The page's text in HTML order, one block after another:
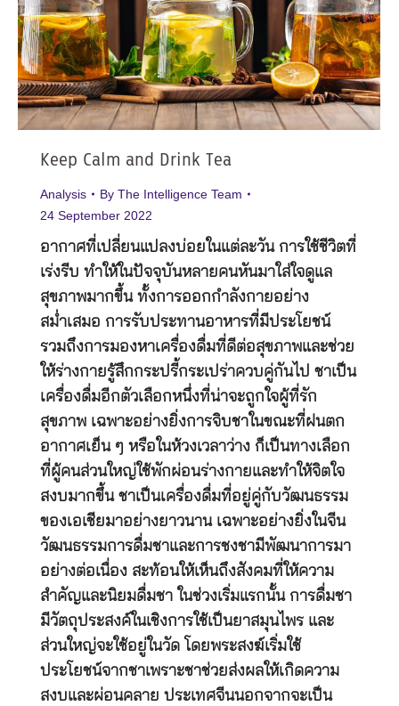
Keep Calm and Drink Tea
Analysis By The Intelligence Team
24 September 2022
อากาศที่เปลี่ยนแปลงบ่อยในแต่ละวัน การใช้ชีวิตที่
เร่งรีบ ทำให้ในปัจจุบันหลายคนหันมาใส่ใจดูแล
สุขภาพมากขึ้น ทั้งการออกกำลังกายอย่าง
สม่ำเสมอ การรับประทานอาหารที่มีประโยชน์
รวมถึงการมองหาเครื่องดื่มที่ดีต่อสุขภาพและช่วย
ให้ร่างกายรู้สึกกระปรี้กระเปร่าควบคู่กันไป ชาเป็น
เครื่องดื่มอีกตัวเลือกหนึ่งที่น่าจะถูกใจผู้ที่รัก
สุขภาพ เฉพาะอย่างยิ่งการจิบชาในขณะที่ฝนตก
อากาศเย็น ๆ หรือในห้วงเวลาว่าง ก็เป็นทางเลือก
ที่ผู้คนส่วนใหญ่ใช้พักผ่อนร่างกายและทำให้จิตใจ
สงบมากขึ้น ชาเป็นเครื่องดื่มที่อยู่คู่กับวัฒนธรรม
ของเอเชียมาอย่างยาวนาน เฉพาะอย่างยิ่งในจีน
วัฒนธรรมการดื่มชาและการชงชามีพัฒนาการมา
อย่างต่อเนื่อง สะท้อนให้เห็นถึงสังคมที่ให้ความ
สำคัญและนิยมดื่มชา ในช่วงเริ่มแรกนั้น การดื่มชา
มีวัตถุประสงค์ในเชิงการใช้เป็นยาสมุนไพร และ
ส่วนใหญ่จะใช้อยู่ในวัด โดยพระสงฆ์เริ่มใช้
ประโยชน์จากชาเพราะชาช่วยส่งผลให้เกิดความ
สงบและผ่อนคลาย ประเทศจีนนอกจากจะเป็น